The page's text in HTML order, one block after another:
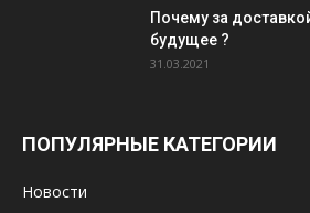
Почему за
будущее ?
31.03.2021
ПОПУЛЯРНЫЕ КАТЕГОРИИ
Новости